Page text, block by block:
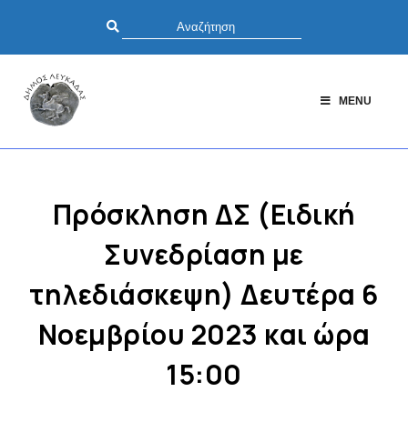
MENU
Πρόσκληση ΔΣ (Ειδική
Συνεδρίαση με
τηλεδιάσκεψη) Δευτέρα 6
Νοεμβρίου 2023 και ώρα
15:00